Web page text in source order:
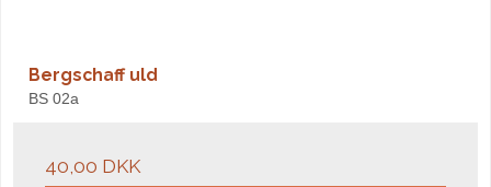
Bergschaff uld
BS 02a
40,00 DKK